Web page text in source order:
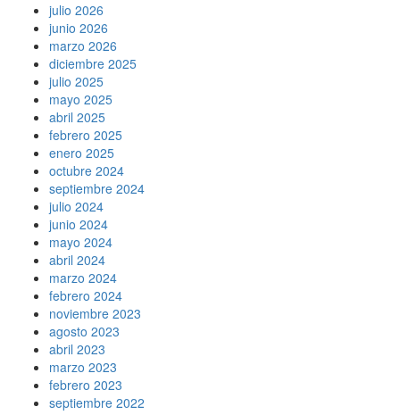
julio 2026
junio 2026
marzo 2026
diciembre 2025
julio 2025
mayo 2025
abril 2025
febrero 2025
enero 2025
octubre 2024
septiembre 2024
julio 2024
junio 2024
mayo 2024
abril 2024
marzo 2024
febrero 2024
noviembre 2023
agosto 2023
abril 2023
marzo 2023
febrero 2023
septiembre 2022